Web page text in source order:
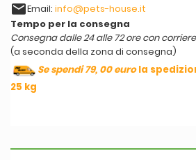
emailEmail: info@pets-house.it
Tempo per la consegna
Consegna dalle 24 alle 72 ore con corriere
(a seconda della zona di consegna)
Se spendi 79, 00 eurola
25 kg